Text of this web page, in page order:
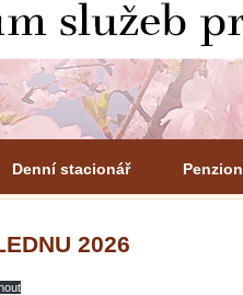
Denní stacionář Penzion
2026